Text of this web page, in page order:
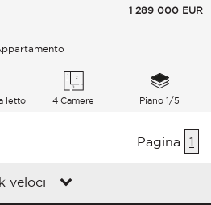
1 289 000 EUR
letto 4 Camere Piano 1/5
Pagina 1
veloci